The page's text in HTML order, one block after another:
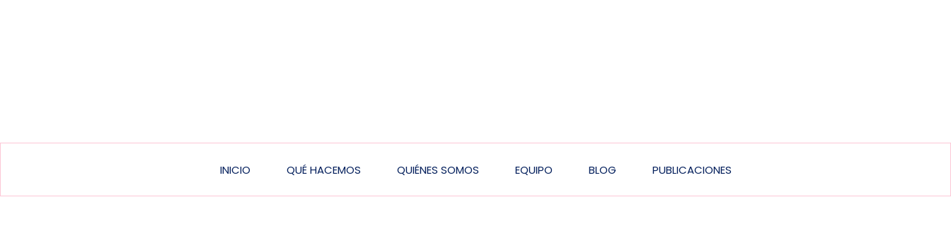
Main
navigation
INICIO QUÉ HACEMOS QUIÉNES SOMOS EQUIPO BLOG PUBLICACIONES